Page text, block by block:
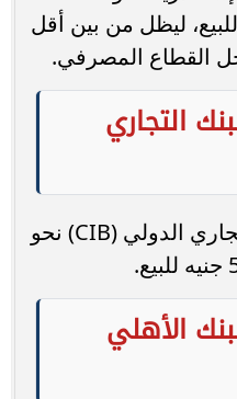
و51.93 جنيه للبيع، ليظل من بين أقل
القطاع المصرفي.
التجاري
سجل الدولار في البنك التجاري الدولي (CIB) نحو
الأهلي